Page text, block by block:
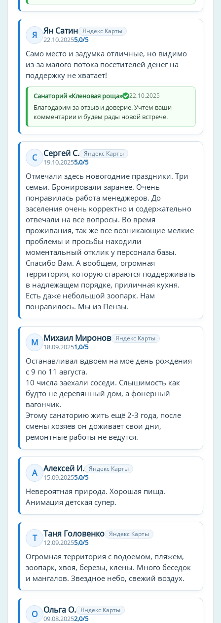
Джакузи
Зоны общественного пользования
Игровая комната
Парк
Библиотека
Церковь
Услуги уборки/чистки
Прачечная
Химчистка
Аренда и прокат
Велосипед
Мангал
Ролики
Беседка
Катамаран
Коньки
Разное
Отопление
Тип санатория
санаторий
Оснащение бизнес-центра
ксерокопирование
Прокат
машин
база отдыха
городской
урны
Семейные услуги и дети
Детская кроватка
Анимационный персонал
Детская анимация
Я Ян Сатин Яндекс Карты
22.10.20255,0/5
Само место и задумка отличные, но видимо
из-за малого потока посетителей денег на
поддержку не хватает!
Санаторий «Кленовая роща» 22.10.2025
Благодарим за отзыв и доверие. Учтем ваши
комментарии и будем рады новой встрече.
С Сергей С. Яндекс Карты
19.10.20255,0/5
Отмечали здесь новогодние праздники. Три
семьи. Бронировали заранее. Очень
понравилась работа менеджеров. До
заселения очень корректно и содержательно
отвечали на все вопросы. Во время
проживания, так же все возникающие мелкие
проблемы и просьбы находили
моментальный отклик у персонала базы.
Спасибо Вам. А вообщем, огромная
территория, которую стараются поддерживать
в надлежащем порядке, приличная кухня.
Есть даже небольшой зоопарк. Нам
понравилось. Мы из Пензы.
М Михаил Миронов Яндекс Карты
18.09.20251,0/5
Останавливал вдвоем на мое день рождения
с 9 по 11 августа.
10 числа заехали соседи. Слышимость как
будто не деревянный дом, а фонерный
вагончик.
Этому санаторию жить ещё 2-3 года, после
смены хозяев он доживает свои дни,
ремонтные работы не ведутся.
А Алексей И. Яндекс Карты
15.09.20255,0/5
Невероятная природа. Хорошая пища.
Анимация детская супер.
Т Таня Головенко Яндекс Карты
12.09.20255,0/5
Огромная территория с водоемом, пляжем,
зоопарк, хвоя, березы, клены. Много беседок
и мангалов. Звездное небо, свежий воздух.
О Ольга О. Яндекс Карты
09.08.20252,0/5